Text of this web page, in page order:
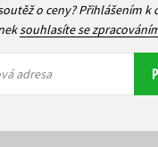
o ceny? Přihlášením k
souhlasíte se
adresa